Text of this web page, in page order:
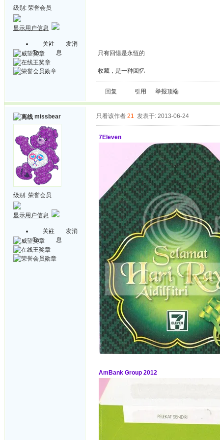
级别: 荣誉会员
显示用户信息
关注
Ta
发消
息
只有回憶是永恆的
收藏，是一种回忆
回复 引用 举报顶端
missbear
级别: 荣誉会员
显示用户信息
关注
Ta
发消
息
只看该作者 21 发表于: 2013-06-24
7Eleven
AmBank Group 2012